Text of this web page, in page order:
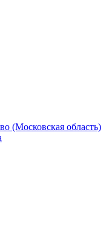
(Московская область)